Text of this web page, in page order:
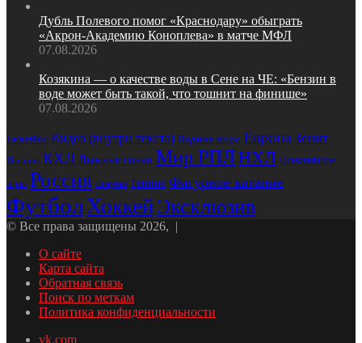
Дубль Полевого помог «Краснодару» обыграть
«Акрон‑Академию Коноплева» в матче МФЛ
07.08.2026
Козякина — о качестве воды в Сене на ЧЕ: «Бензин в
воде может быть такой, что тошнит на финише»
07.08.2026
Баскетбол Видео (внутри текста) Водные виды Европа Зенит
Испания КХЛ Лыжные гонки Мир РПЛНХЛ Олимпийские
игры Россия Спартак Теннис Фигурное катание
ФутболХоккейЭксклюзив
© Все права защищены 2026, |
О сайте
Карта сайта
Обратная связь
Поиск по меткам
Политика конфиденциальности
vk.com